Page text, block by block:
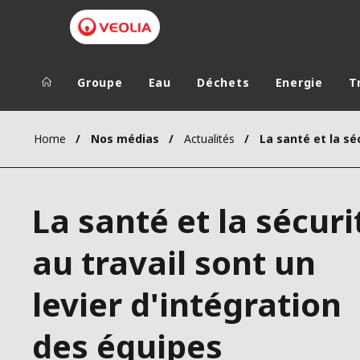
Groupe Veolia
CAMPUS
FONDATION
INSTITUT
Dans le
AMÉRIQUE
Groupe Eau Déchets Energie
Home Nos médias Actualités
La santé et la
au travail sont un
levier d'intégration
des équipes